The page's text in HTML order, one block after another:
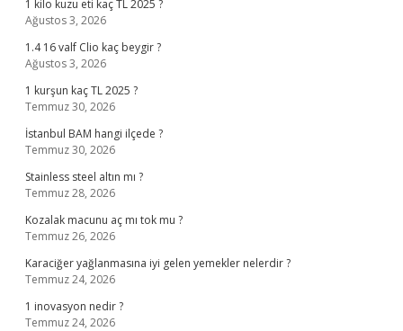
1 kilo kuzu eti kaç TL 2025 ?
Ağustos 3, 2026
1.4 16 valf Clio kaç beygir ?
Ağustos 3, 2026
1 kurşun kaç TL 2025 ?
Temmuz 30, 2026
İstanbul BAM hangi ilçede ?
Temmuz 30, 2026
Stainless steel altın mı ?
Temmuz 28, 2026
Kozalak macunu aç mı tok mu ?
Temmuz 26, 2026
Karaciğer yağlanmasına iyi gelen yemekler nelerdir ?
Temmuz 24, 2026
1 inovasyon nedir ?
Temmuz 24, 2026